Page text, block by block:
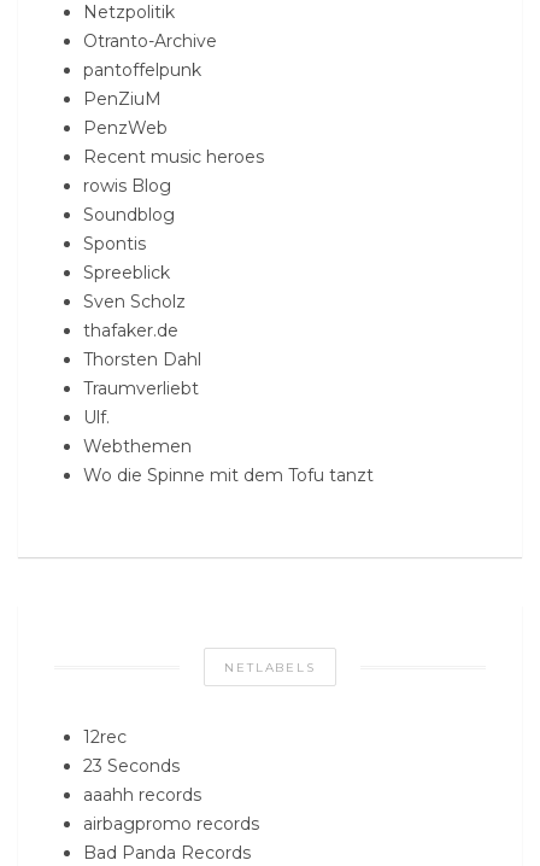
Netzpolitik
Otranto-Archive
pantoffelpunk
PenZiuM
PenzWeb
Recent music heroes
rowis Blog
Soundblog
Spontis
Spreeblick
Sven Scholz
thafaker.de
Thorsten Dahl
Traumverliebt
Ulf.
Webthemen
Wo die Spinne mit dem Tofu tanzt
NETLABELS
12rec
23 Seconds
aaahh records
airbagpromo records
Bad Panda Records